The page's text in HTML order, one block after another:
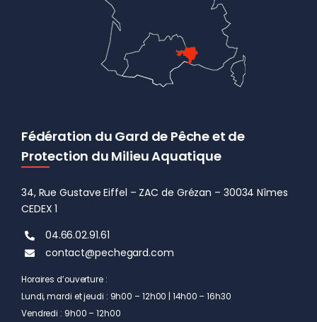
Fédération du Gard de Pêche et de
Protection du Milieu Aquatique
34, Rue Gustave Eiffel – ZAC de Grézan – 30034 Nîmes
CEDEX 1
04.66.02.91.61
contact@pechegard.com
Horaires d’ouverture :
Lundi, mardi et jeudi : 9h00 – 12h00 | 14h00 – 16h30
Vendredi : 9h00 – 12h00